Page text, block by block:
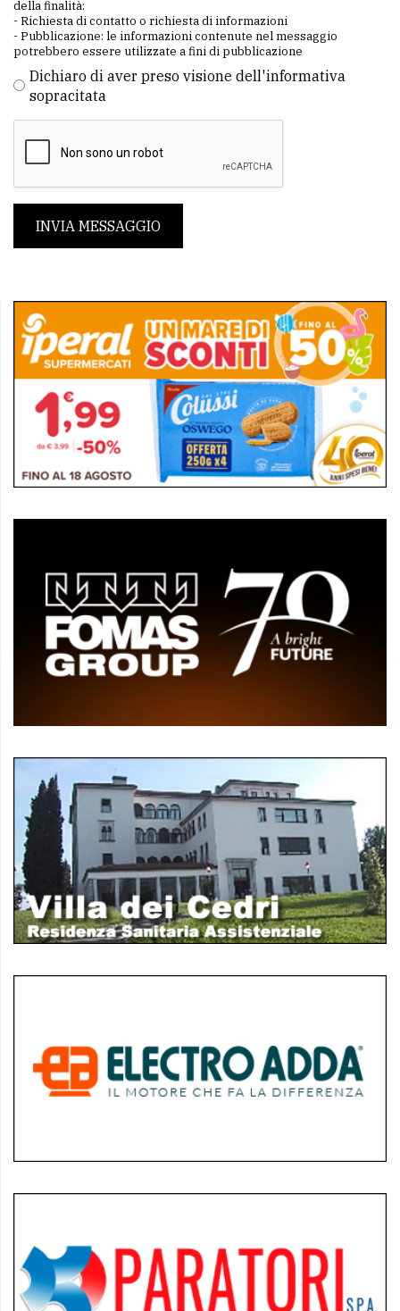
della finalità:
- Richiesta di contatto o richiesta di informazioni
- Pubblicazione: le informazioni contenute nel messaggio
potrebbero essere utilizzate a fini di pubblicazione
Dichiaro di aver preso visione dell'informativa
sopracitata
INVIA MESSAGGIO